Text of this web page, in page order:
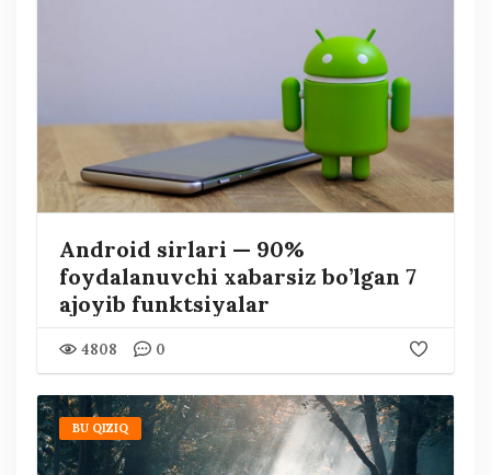
Android sirlari — 90%
foydalanuvchi xabarsiz bo’lgan 7
ajoyib funktsiyalar
4808 0
BU QIZIQ